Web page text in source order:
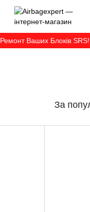
Ремонт Ваших Блоків SRS!
За